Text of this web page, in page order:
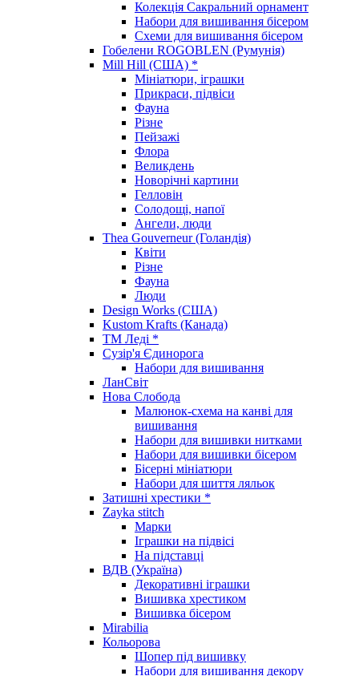
Колекція Сакральний орнамент
Набори для вишивання бісером
Схеми для вишивання бісером
Гобелени ROGOBLEN (Румунія)
Mill Hill (США) *
Мініатюри, іграшки
Прикраси, підвіси
Фауна
Різне
Пейзажі
Флора
Великдень
Новорічні картини
Гелловін
Солодощі, напої
Ангели, люди
Thea Gouverneur (Голандія)
Квіти
Різне
Фауна
Люди
Design Works (США)
Kustom Krafts (Канада)
ТМ Леді *
Сузір'я Єдинорога
Набори для вишивання
ЛанСвіт
Нова Слобода
Малюнок-схема на канві для
вишивання
Набори для вишивки нитками
Набори для вишивки бісером
Бісерні мініатюри
Набори для шиття ляльок
Затишні хрестики *
Zayka stitch
Марки
Іграшки на підвісі
На підставці
ВДВ (Україна)
Декоративні іграшки
Вишивка хрестиком
Вишивка бісером
Mirabilia
Кольорова
Шопер під вишивку
Набори для вишивання декору